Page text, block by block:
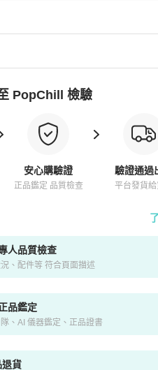
PopChill 檢驗
安心購驗證
正品鑑定 品質檢查
驗證通過
平台發貨給
驗證、安心購檢驗流程介紹
人品質檢查
、配件等 符合頁面描述
品鑑定
、AI 儀器鑑定、正品證書
貨